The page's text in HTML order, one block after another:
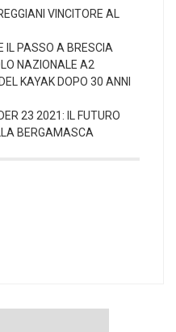
VINCITORE AL
IL PASSO A BRESCIA
NAZIONALE A2
KAYAK DOPO 30 ANNI
23 2021: IL FUTURO
BERGAMASCA